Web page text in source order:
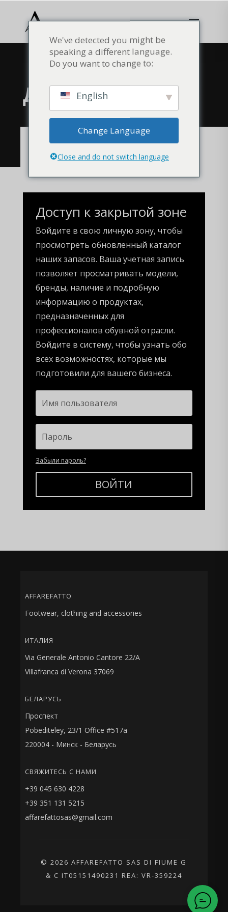
ДОСТУП
ВОЙТИ В ЛИЧНЫЙ КАБИНЕТ
Доступ к закрытой зоне
Войдите в свою личную зону, чтобы
просмотреть обновленный каталог
наших запасов. Ваша учетная запись
позволяет просматривать модели,
бренды, наличие и подробную
информацию о продуктах,
предназначенных для
профессионалов обувной отрасли.
Войдите в систему, чтобы узнать обо
всех возможностях, которые мы
подготовили для вашего бизнеса.
Забыли пароль?
ВОЙТИ
AFFAREFATTO
Footwear, clothing and accessories
ИТАЛИЯ
Via Generale Antonio Cantore 22/A
Villafranca di Verona 37069
БЕЛАРУСЬ
Проспект
Pobediteley, 23/1 Office #517a
220004 - Минск - Беларусь
СВЯЖИТЕСЬ С НАМИ
+39 045 630 4228
+39 351 131 5215
affarefattosas@gmail.com
© 2026 AFFAREFATTO SAS DI FIUME G
& C IT05151490231 REA: VR-359224
We've detected you might be
speaking a different language.
Do you want to change to:
English
Change Language
Close and do not switch language